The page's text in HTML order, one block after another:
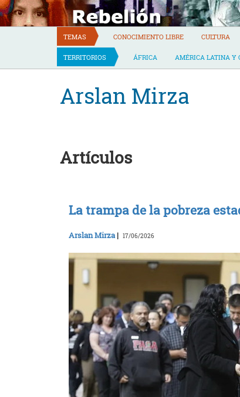
Skip
to
content
TEMAS CONOCIMIENTO LIBRE CULTURA
TERRITORIOS ÁFRICA AMÉRICA LATINA Y
Arslan Mirza
Artículos
La trampa de la pobreza
Arslan Mirza | 17/06/2026